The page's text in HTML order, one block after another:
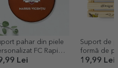
pahar din piele
FC Rapid
cu nume
Lei
Suport de
formă de
19,99 Lei